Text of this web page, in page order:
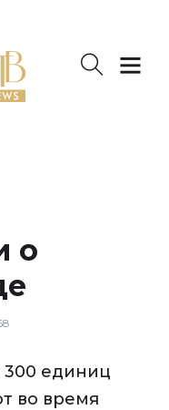
о
300 единиц
во время